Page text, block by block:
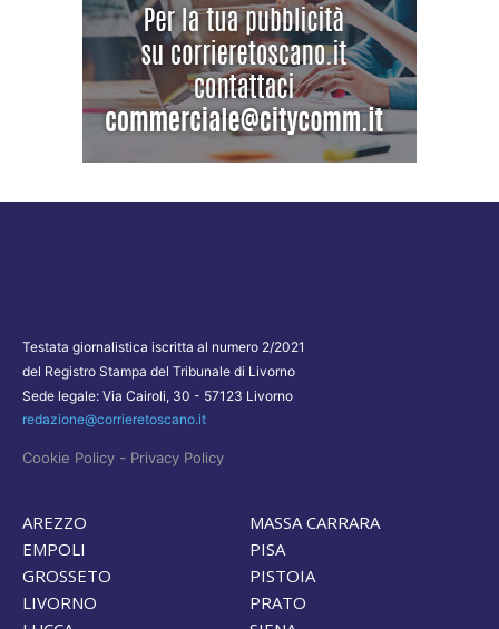
Testata giornalistica iscritta al numero 2/2021
del Registro Stampa del Tribunale di Livorno
Sede legale: Via Cairoli, 30 - 57123 Livorno
redazione@corrieretoscano.it
Cookie Policy - Privacy Policy
AREZZO
EMPOLI
GROSSETO
LIVORNO
MASSA CARRARA
PISA
PISTOIA
PRATO